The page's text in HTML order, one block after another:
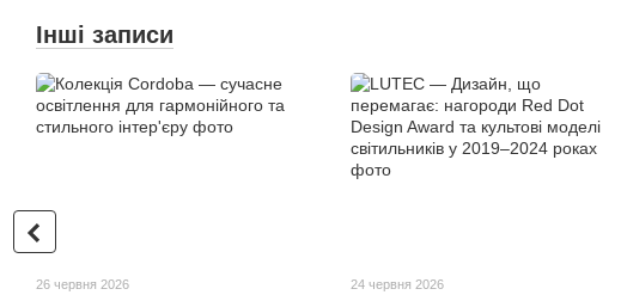
Інші записи
26 червня 2026 24 червня 2026